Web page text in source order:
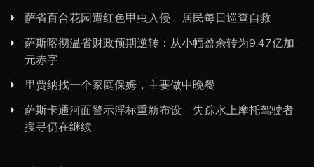
萨省百合花园遭红色甲虫入侵 居民每日巡查自救
萨斯喀彻温省财政预期逆转：从小幅盈余转为9.47亿加
元赤字
里贾纳找一个家庭保姆，主要做中晚餐
萨斯卡通河面警示浮标重新布设 失踪水上摩托驾驶者
搜寻仍在继续